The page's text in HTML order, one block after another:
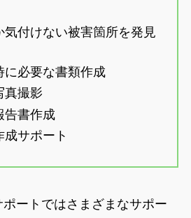
気付けない被害箇所を発見
に必要な書類作成
真撮影
告書作成
サポート
ートではさまざまなサポー